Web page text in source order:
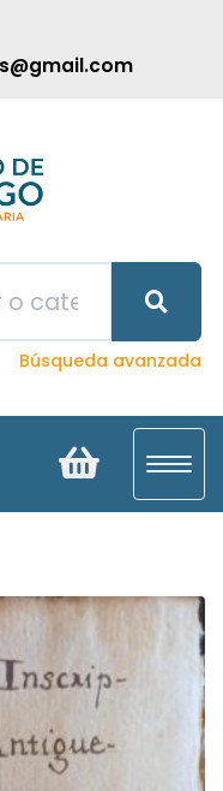
Búsqueda avanzada